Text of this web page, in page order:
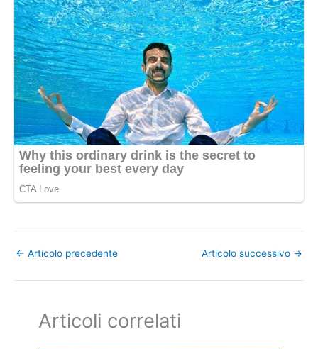
← Articolo precedente Articolo successivo →
Articoli correlati